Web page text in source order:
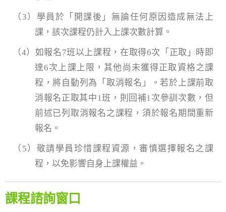
（3）學員於「開課後」無論任何原因造成無法上
課，該次課程仍計入上課次數計算。
（4）如報名7班以上課程，在取得6次「正取」時即
達6次上課上限，其他尚未獲得正取資格之課
程，將自動列為「取消報名」。若於上課前取
消報名正取其中1班，則回補1次參訓次數，但
前述已列取消報名之課程，須於報名期間重新
報名。
（5）敬請學員珍惜課程資源，審慎選擇報名之課
程，以免影響自身上課權益。
課程諮詢窗口